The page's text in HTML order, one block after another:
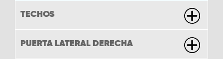
TECHOS
PUERTA LATERAL DERECHA